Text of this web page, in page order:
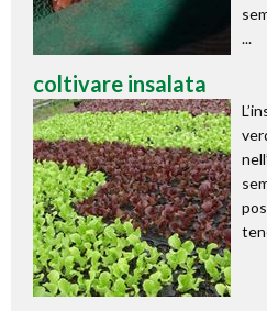
...
coltivare insalata